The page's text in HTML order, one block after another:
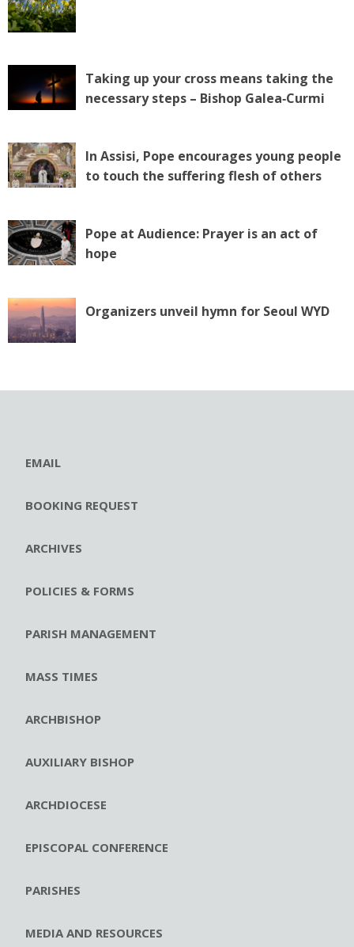
Taking up your cross means taking the
necessary steps – Bishop Galea‑Curmi
In Assisi, Pope encourages young people
to touch the suffering flesh of others
Pope at Audience: Prayer is an act of
hope
Organizers unveil hymn for Seoul WYD
EMAIL
BOOKING REQUEST
ARCHIVES
POLICIES & FORMS
PARISH MANAGEMENT
MASS TIMES
ARCHBISHOP
AUXILIARY BISHOP
ARCHDIOCESE
EPISCOPAL CONFERENCE
PARISHES
MEDIA AND RESOURCES